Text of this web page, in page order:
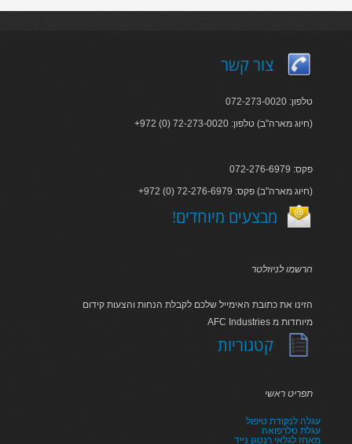
צור קשר
טלפון: 072-273-0020
+972 (0) 72-273-0020 :חיוג מארה"ב) טלפון)
פקס: 072-276-6979
+972 (0) 72-276-6979 :חיוג מארה"ב) פקס)
!מבצעים מיוחדים
הרשמו לניוזלטר
הזינו את כתובת האימייל שלכם לקבלת הנחות והצעות קידום
AFC Industries מיוחדות מ
קטגוריות
תפריט ראשי
עגלה לנקודת טיפול
עגלת טלרפואה
מאחז לגלאי רנטגן נייד